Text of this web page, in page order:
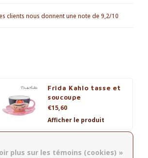
clients nous donnent une note de 9,2/10
Frida Kahlo tasse et
soucoupe
€15,60
Afficher le produit
plus sur les témoins (cookies) »